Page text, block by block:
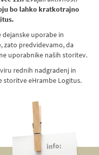
bo lahko kratkotrajno
uporabe in
zato predvidevamo, da
uporabnike naših storitev.
rednih nadgradenj in
eHrambe Logitus.
info: